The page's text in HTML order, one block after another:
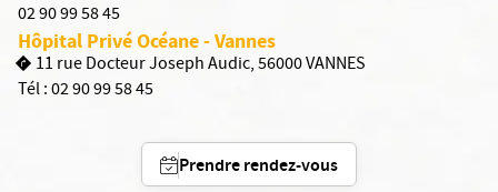
02 90 99 58 45
Hôpital Privé Océane - Vannes
11 rue Docteur Joseph Audic, 56000 VANNES
Tél :02 90 99 58 45
Prendre rendez-vous